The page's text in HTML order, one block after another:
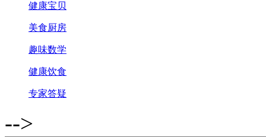
健康宝贝
美食厨房
趣味数学
健康饮食
专家答疑
-->